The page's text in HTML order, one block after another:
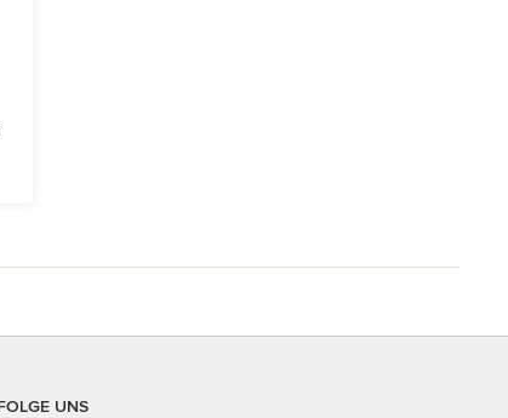
UNS